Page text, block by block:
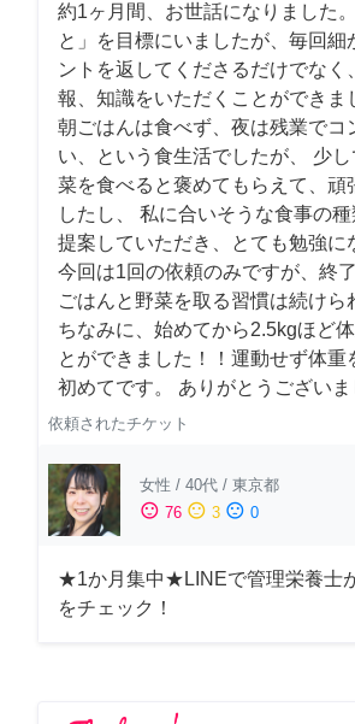
約1ヶ月間、お世話になりました
と」を目標にいましたが、毎回細
ントを返してくださるだけでなく
報、知識をいただくことができま
朝ごはんは食べず、夜は残業でコ
い、という食生活でしたが、 少
菜を食べると褒めてもらえて、頑
したし、 私に合いそうな食事の
提案していただき、とても勉強に
今回は1回の依頼のみですが、終
ごはんと野菜を取る習慣は続けら
ちなみに、始めてから2.5kgほど
とができました！！運動せず体重
初めてです。 ありがとうございま
依頼されたチケット
女性 / 40代 / 東京都
sentiment_satisfied 76 sentiment_neutral 3 sentiment_dissatisfied 0
★1か月集中★LINEで管理栄養士
をチェック！